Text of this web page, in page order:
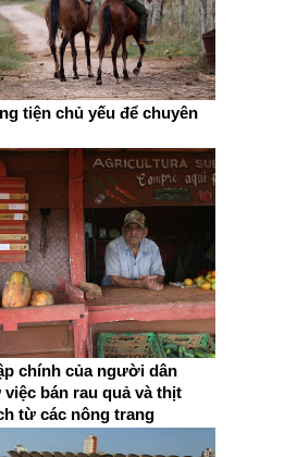
tiện chủ yếu để chuyên
chính của người dân
bán rau quả và thịt
từ các nông trang